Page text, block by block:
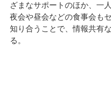
ざまなサポートのほか、一
夜会や昼会などの食事会も
知り合うことで、情報共有
る。